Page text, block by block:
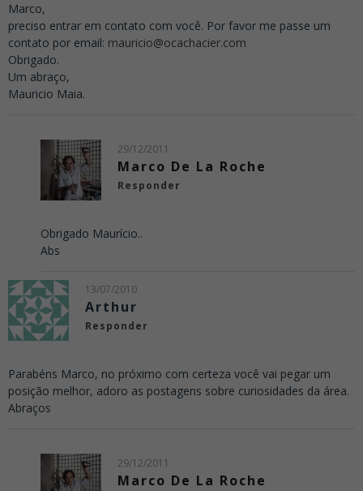
Marco,
preciso entrar em contato com você. Por favor me passe um
contato por email: mauricio@ocachacier.com
Obrigado.
Um abraço,
Mauricio Maia.
29/12/2011
Marco De La Roche
Responder
Obrigado Maurício..
Abs
13/07/2010
Arthur
Responder
Parabéns Marco, no próximo com certeza você vai pegar um
posição melhor, adoro as postagens sobre curiosidades da área.
Abraços
29/12/2011
Marco De La Roche